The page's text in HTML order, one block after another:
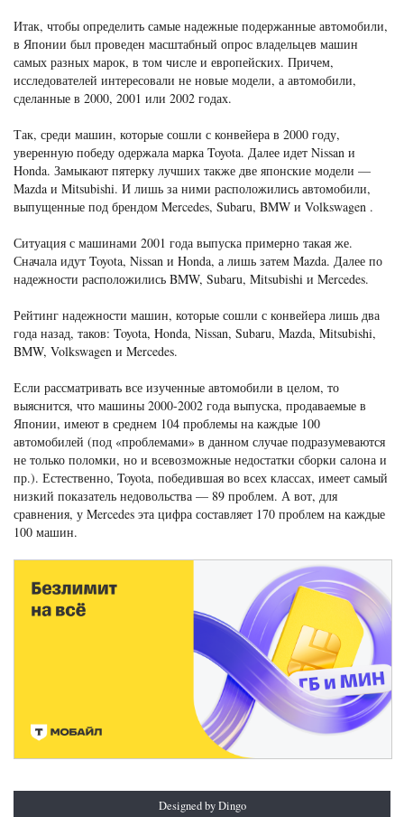
Итак, чтобы определить самые надежные подержанные автомобили,
в Японии был проведен масштабный опрос владельцев машин
самых разных марок, в том числе и европейских. Причем,
исследователей интересовали не новые модели, а автомобили,
сделанные в 2000, 2001 или 2002 годах.
Так, среди машин, которые сошли с конвейера в 2000 году,
уверенную победу одержала марка Toyota. Далее идет Nissan и
Honda. Замыкают пятерку лучших также две японские модели —
Mazda и Mitsubishi. И лишь за ними расположились автомобили,
выпущенные под брендом Mercedes, Subaru, BMW и Volkswagen .
Ситуация с машинами 2001 года выпуска примерно такая же.
Сначала идут Toyota, Nissan и Honda, а лишь затем Mazda. Далее по
надежности расположились BMW, Subaru, Mitsubishi и Mercedes.
Рейтинг надежности машин, которые сошли с конвейера лишь два
года назад, таков: Toyota, Honda, Nissan, Subaru, Mazda, Mitsubishi,
BMW, Volkswagen и Mercedes.
Если рассматривать все изученные автомобили в целом, то
выяснится, что машины 2000-2002 года выпуска, продаваемые в
Японии, имеют в среднем 104 проблемы на каждые 100
автомобилей (под «проблемами» в данном случае подразумеваются
не только поломки, но и всевозможные недостатки сборки салона и
пр.). Естественно, Toyota, победившая во всех классах, имеет самый
низкий показатель недовольства — 89 проблем. А вот, для
сравнения, у Mercedes эта цифра составляет 170 проблем на каждые
100 машин.
Designed by Dingo